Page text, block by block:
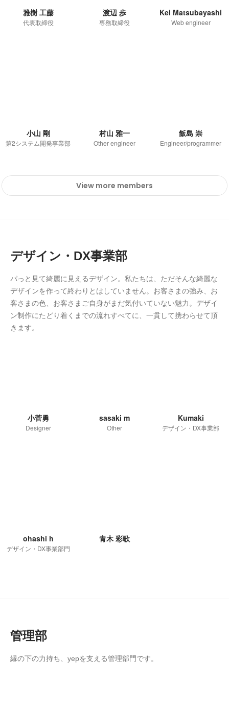
雅樹 工藤
代表取締役
渡辺 歩
専務取締役
Kei Matsubayashi
Web engineer
小山 剛
第2システム開発事業部
村山 雅一
Other engineer
飯島 崇
Engineer/programmer
View more members
デザイン・DX事業部
パっと見て綺麗に見えるデザイン。私たちは、ただそんな綺麗な
デザインを作って終わりとはしていません。お客さまの強み、お
客さまの色、お客さまご自身がまだ気付いていない魅力。デザイ
ン制作にたどり着くまでの流れすべてに、一貫して携わらせて頂
きます。
小菅勇
Designer
sasaki m
Other
Kumaki
デザイン・DX事業部
ohashi h
デザイン・DX事業部門
青木 彩歌
管理部
縁の下の力持ち、yepを支える管理部門です。